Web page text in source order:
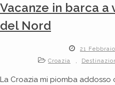
Vacanze in barca a
del Nord
21
Croazia
,
La Croazia mi piomba addosso